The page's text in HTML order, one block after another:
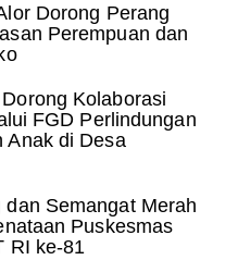
Dorong Perang
Perempuan dan
Kolaborasi
FGD Perlindungan
Anak di Desa
dan Semangat Merah
Puskesmas
RI ke-81